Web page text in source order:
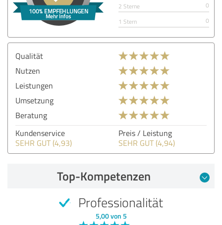
2 Sterne
0
1 Stern
0
Qualität
Nutzen
Leistungen
Umsetzung
Beratung
Kundenservice
SEHR GUT (4,93)
Preis / Leistung
SEHR GUT (4,94)
Top-Kompetenzen
Professionalität
5,00 von 5